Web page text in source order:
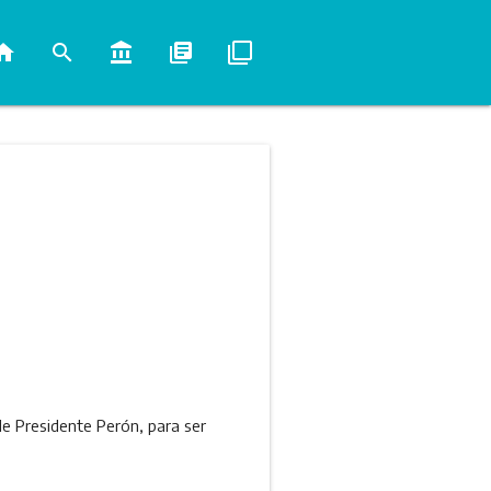
search account_balance library_books filter_none
Presidente Perón, para ser